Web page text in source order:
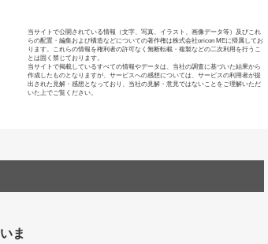
当サイトで公開されている情報（文字、写真、イラスト、画像データ等）及びこれ
らの配置・編集および構造などについての著作権は株式会社oricon MEに帰属してお
ります。これらの情報を権利者の許可なく無断転載・複製などの二次利用を行うこ
とは固く禁じております。
当サイトで掲載しているすべての情報やデータは、当社の調査に基づいた結果から
作成したものとなりますが、サービスへの感想については、サービスの利用者が提
出された見解・感想となっており、当社の見解・意見ではないことをご理解いただ
いた上でご覧ください。
ま